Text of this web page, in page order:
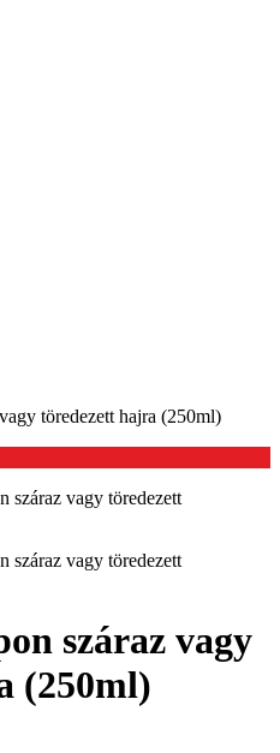
töredezett hajra (250ml)
száraz vagy
(250ml)